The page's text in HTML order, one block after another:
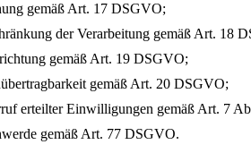
gemäß Art. 17 DSGVO;
der Verarbeitung gemäß Art. 18
gemäß Art. 19 DSGVO;
gemäß Art. 20 DSGVO;
erteilter Einwilligungen gemäß Art. 7
gemäß Art. 77 DSGVO.